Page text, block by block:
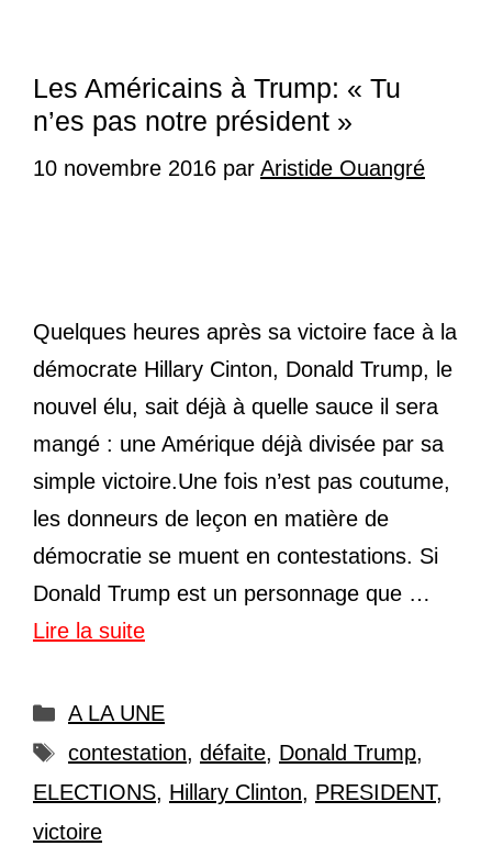
Les Américains à Trump: « Tu
n’es pas notre président »
10 novembre 2016 par Aristide Ouangré
Quelques heures après sa victoire face à la
démocrate Hillary Cinton, Donald Trump, le
nouvel élu, sait déjà à quelle sauce il sera
mangé : une Amérique déjà divisée par sa
simple victoire.Une fois n’est pas coutume,
les donneurs de leçon en matière de
démocratie se muent en contestations. Si
Donald Trump est un personnage que …
Lire la suite
Catégories
A LA UNE
Étiquettes
contestation, défaite, Donald Trump,
ELECTIONS, Hillary Clinton, PRESIDENT,
victoire